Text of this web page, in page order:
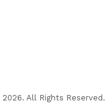
All Rights Reserved.